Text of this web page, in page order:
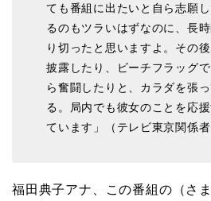
ても番組に出たいと自ら志願
るのもツラいはずなのに、長
り切ったと思いますよ。その
披露したり、ビーチフラッグ
ら奮闘したりと、カラダを張
る。局内でも彼女のことを応
ています」（テレビ東京関係者
福田典子アナ、この番組の（さ